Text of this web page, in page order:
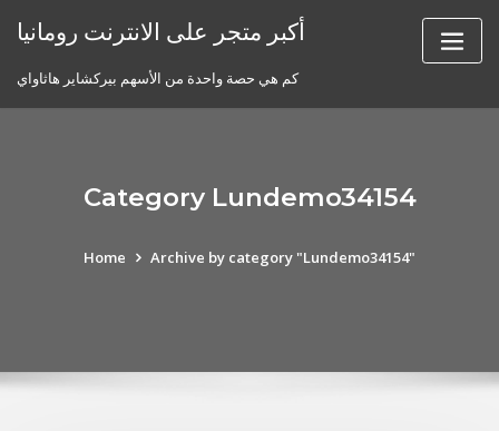
أكبر متجر على الانترنت رومانيا
كم هي حصة واحدة من الأسهم بيركشاير هاثاواي
Category Lundemo34154
Home Archive by category "Lundemo34154"